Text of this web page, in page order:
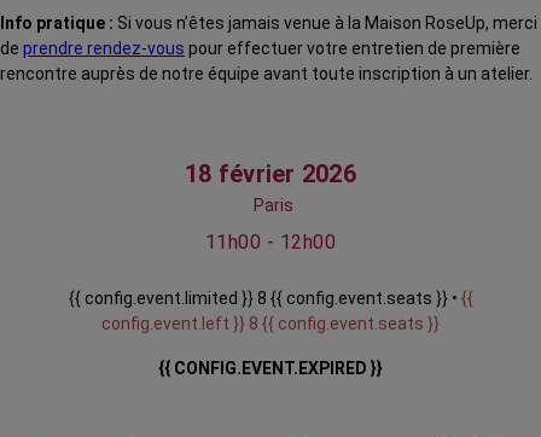
Info pratique : Si vous n’êtes jamais venue à la Maison RoseUp, merci
de prendre rendez-vous pour effectuer votre entretien de première
rencontre auprès de notre équipe avant toute inscription à un atelier.
18 février 2026
Paris
11h00 - 12h00
{{ config.event.limited }} 8 {{ config.event.seats }} • {{
config.event.left }} 8 {{ config.event.seats }}
{{ CONFIG.EVENT.EXPIRED }}